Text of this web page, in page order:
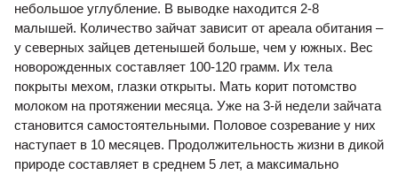
небольшое углубление. В выводке находится 2-8
малышей. Количество зайчат зависит от ареала обитания –
у северных зайцев детенышей больше, чем у южных. Вес
новорожденных составляет 100-120 грамм. Их тела
покрыты мехом, глазки открыты. Мать корит потомство
молоком на протяжении месяца. Уже на 3-й недели зайчата
становится самостоятельными. Половое созревание у них
наступает в 10 месяцев. Продолжительность жизни в дикой
природе составляет в среднем 5 лет, а максимально